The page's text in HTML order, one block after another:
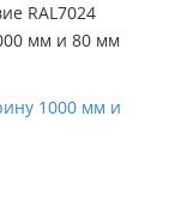
RAL7024
мм и 80 мм
1000 мм и